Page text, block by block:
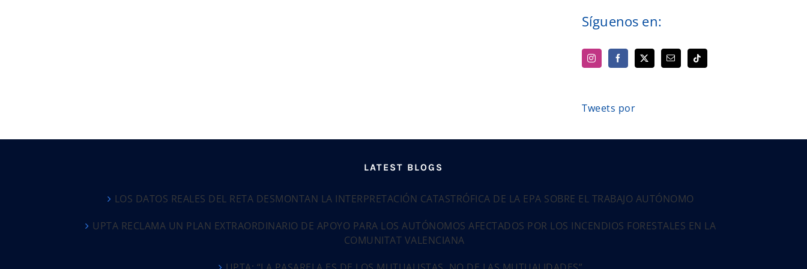
Síguenos en:
Tweets por
LATEST BLOGS
LOS DATOS REALES DEL RETA DESMONTAN LA INTERPRETACIÓN CATASTRÓFICA DE LA EPA SOBRE EL TRABAJO AUTÓNOMO
UPTA RECLAMA UN PLAN EXTRAORDINARIO DE APOYO PARA LOS AUTÓNOMOS AFECTADOS POR LOS INCENDIOS FORESTALES EN LA
COMUNITAT VALENCIANA